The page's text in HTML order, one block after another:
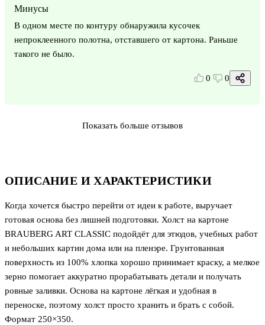
ОПИСАНИЕ И ХАРАКТЕРИСТИКИ
Когда хочется быстро перейти от идеи к работе, выручает
готовая основа без лишней подготовки. Холст на картоне
BRAUBERG ART CLASSIC подойдёт для этюдов, учебных работ
и небольших картин дома или на пленэре. Грунтованная
поверхность из 100% хлопка хорошо принимает краску, а мелкое
зерно помогает аккуратно прорабатывать детали и получать
ровные заливки. Основа на картоне лёгкая и удобная в
переноске, поэтому холст просто хранить и брать с собой.
Формат 250×350.
Минусы
В одном месте по контуру обнаружила кусочек
непроклеенного полотна, отставшего от картона. Раньше
такого не было.
0 0
Показать больше отзывов